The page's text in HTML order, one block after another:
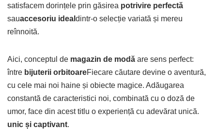
satisfacem dorințele prin găsirea potrivire perfectă
sauaccesoriu ideal dintr-o selecție variată și mereu
reînnoită.
Aici, conceptul de magazin de modă are sens perfect:
între bijuterii orbitoareFiecare căutare devine o aventură,
cu cele mai noi haine și obiecte magice. Adăugarea
constantă de caracteristici noi, combinată cu o doză de
umor, face din acest titlu o experiență cu adevărat unică.
unic și captivant.